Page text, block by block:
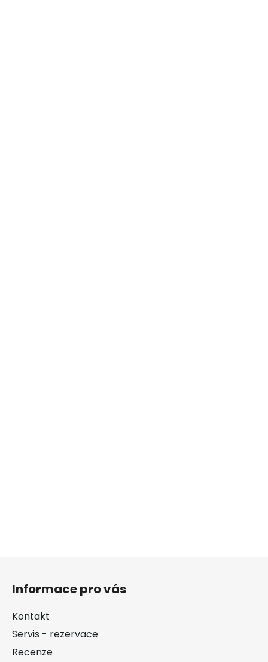
Informace pro vás
Kontakt
Servis - rezervace
Recenze